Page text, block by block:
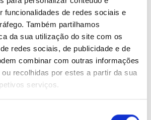
funcionalidades de redes sociais e
Também partilhamos
da sua utilização do site com os
redes sociais, de publicidade e de
combinar com outras informações
recolhidas por estes a partir da sua
serviços.